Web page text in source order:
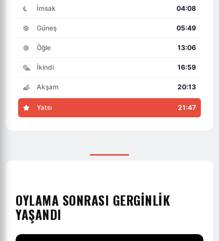
İmsak 04:08
Güneş 05:49
Öğle 13:06
İkindi 16:59
Akşam 20:13
Yatsı 21:47
OYLAMA SONRASI GERGİNLİK
YAŞANDI